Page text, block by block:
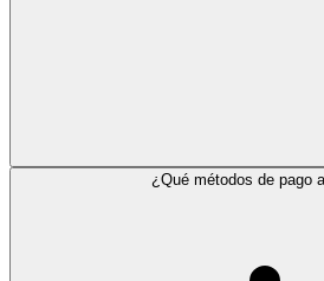
¿Qué métodos de pago